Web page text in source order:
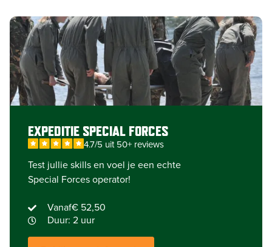
EXPEDITIE SPECIAL FORCES
4.7/5 uit 50+ reviews
Test jullie skills en voel je een echte
Special Forces operator!
Vanaf€ 52,50
Duur: 2 uur